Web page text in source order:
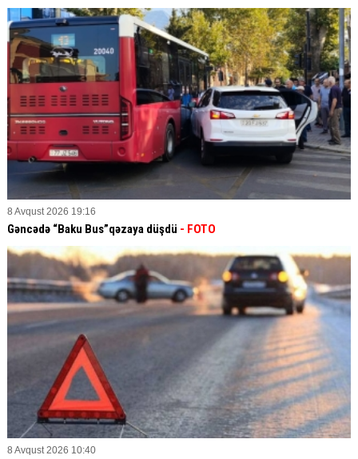
8 Avqust 2026 19:16
Gəncədə “Baku Bus”qəzaya düşdü - FOTO
8 Avqust 2026 10:40